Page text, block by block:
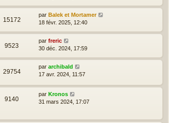
15172
par Balek et Mortamer
18 févr. 2025, 12:40
9523
par freric
30 déc. 2024, 17:59
29754
par archibald
17 avr. 2024, 11:57
9140
par Kronos
31 mars 2024, 17:07